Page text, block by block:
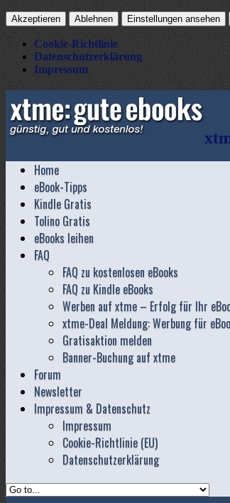
Akzeptieren Ablehnen Einstellungen ansehen
Cookie-Richtlinie
Datenschutzerklärung
Impressum
Home
eBook-Tipps
Kindle Gratis
Tolino Gratis
eBooks leihen
FAQ
FAQ zu kostenlosen eBooks
FAQ zu Kindle eBooks
Werben auf xtme – Erfolg für Ihr
xtme-Deal Meldung: Werbung für
Gratisaktion melden
Banner-Buchung auf xtme
Forum
Newsletter
Impressum & Datenschutz
Impressum
Cookie-Richtlinie (EU)
Datenschutzerklärung